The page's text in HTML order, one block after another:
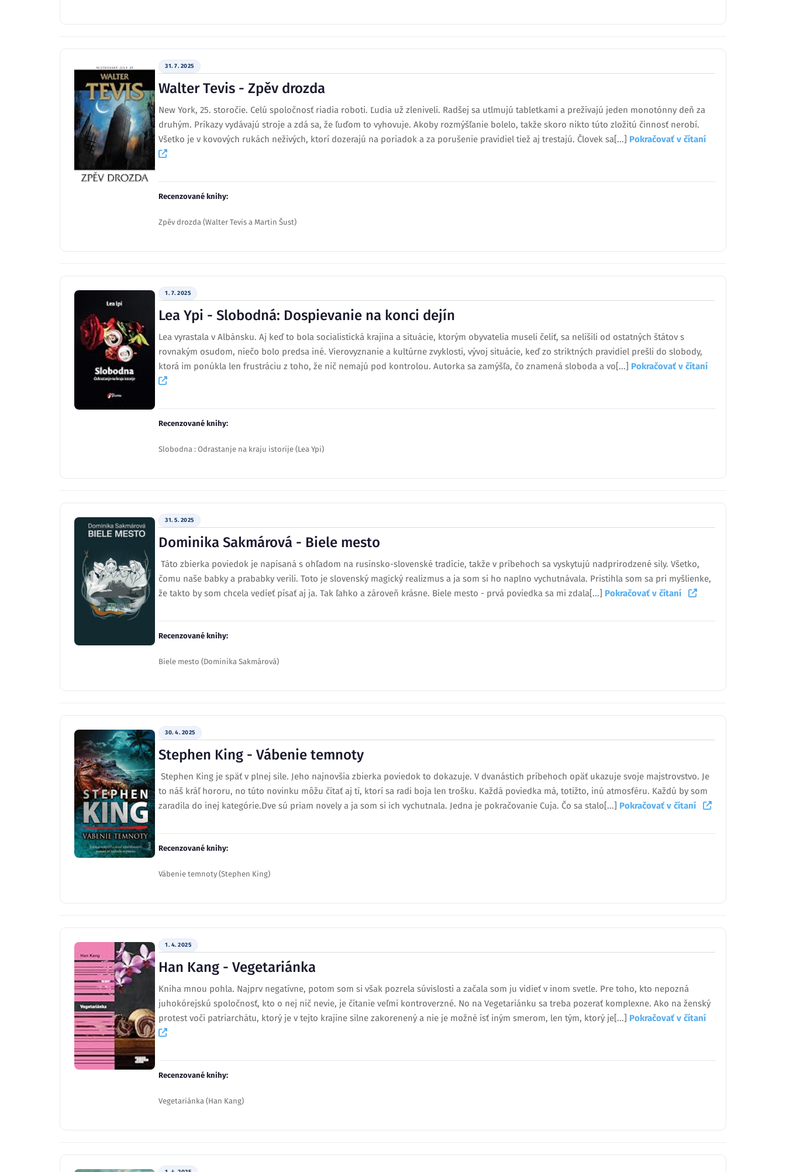
31. 7. 2025
Walter Tevis - Zpěv drozda
New York, 25. storočie. Celú spoločnosť riadia roboti. Ľudia už zleniveli. Radšej sa utlmujú tabletkami a prežívajú jeden monotónny deň za
druhým. Príkazy vydávajú stroje a zdá sa, že ľuďom to vyhovuje. Akoby rozmýšľanie bolelo, takže skoro nikto túto zložitú činnosť nerobí.
Všetko je v kovových rukách neživých, ktorí dozerajú na poriadok a za porušenie pravidiel tiež aj trestajú. Človek sa[...] Pokračovať v čítaní
Recenzované knihy:
Zpěv drozda (Walter Tevis a Martin Šust)
1. 7. 2025
Lea Ypi - Slobodná: Dospievanie na konci dejín
Lea vyrastala v Albánsku. Aj keď to bola socialistická krajina a situácie, ktorým obyvatelia museli čeliť, sa nelíšili od ostatných štátov s
rovnakým osudom, niečo bolo predsa iné. Vierovyznanie a kultúrne zvyklosti, vývoj situácie, keď zo striktných pravidiel prešli do slobody,
ktorá im ponúkla len frustráciu z toho, že nič nemajú pod kontrolou. Autorka sa zamýšľa, čo znamená sloboda a vo[...] Pokračovať v čítaní
Recenzované knihy:
Slobodna : Odrastanje na kraju istorije (Lea Ypi)
31. 5. 2025
Dominika Sakmárová - Biele mesto
Táto zbierka poviedok je napísaná s ohľadom na rusínsko-slovenské tradície, takže v príbehoch sa vyskytujú nadprirodzené sily. Všetko,
čomu naše babky a prababky verili. Toto je slovenský magický realizmus a ja som si ho naplno vychutnávala. Pristihla som sa pri myšlienke,
že takto by som chcela vedieť písať aj ja. Tak ľahko a zároveň krásne. Biele mesto - prvá poviedka sa mi zdala[...] Pokračovať v čítaní
Recenzované knihy:
Biele mesto (Dominika Sakmárová)
30. 4. 2025
Stephen King - Vábenie temnoty
Stephen King je späť v plnej sile. Jeho najnovšia zbierka poviedok to dokazuje. V dvanástich príbehoch opäť ukazuje svoje majstrovstvo. Je
to náš kráľ hororu, no túto novinku môžu čítať aj tí, ktorí sa radi boja len trošku. Každá poviedka má, totižto, inú atmosféru. Každú by som
zaradila do inej kategórie.Dve sú priam novely a ja som si ich vychutnala. Jedna je pokračovanie Cuja. Čo sa stalo[...] Pokračovať v čítaní
Recenzované knihy:
Vábenie temnoty (Stephen King)
1. 4. 2025
Han Kang - Vegetariánka
Kniha mnou pohla. Najprv negatívne, potom som si však pozrela súvislosti a začala som ju vidieť v inom svetle. Pre toho, kto nepozná
juhokórejskú spoločnosť, kto o nej nič nevie, je čítanie veľmi kontroverzné. No na Vegetariánku sa treba pozerať komplexne. Ako na ženský
protest voči patriarchátu, ktorý je v tejto krajine silne zakorenený a nie je možné ísť iným smerom, len tým, ktorý je[...] Pokračovať v čítaní
Recenzované knihy:
Vegetariánka (Han Kang)